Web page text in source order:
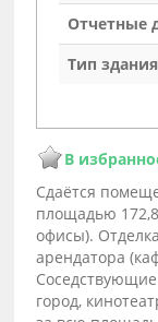
Отчетные
Тип здания
В
Сдаётся
площадью
офисы).
арендатора
город,